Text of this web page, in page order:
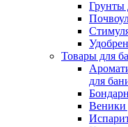
Грунты
Товары для
для
Веники